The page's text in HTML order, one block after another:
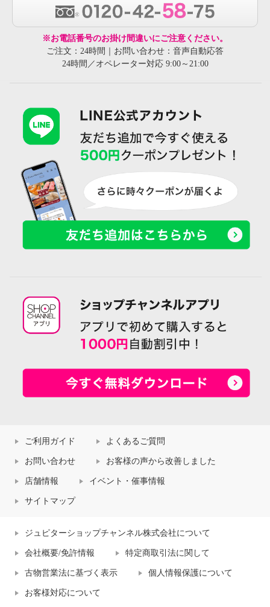
※お電話番号のお掛け間違いにご注意ください。
ご注文：24時間｜お問い合わせ：音声自動応答
24時間／オペレーター対応 9:00～21:00
ご利用ガイド よくあるご質問
お問い合わせ お客様の声から改善しました
店舗情報 イベント・催事情報
サイトマップ
ジュピターショップチャンネル株式会社について
会社概要/免許情報 特定商取引法に関して
古物営業法に基づく表示 個人情報保護について
お客様対応について